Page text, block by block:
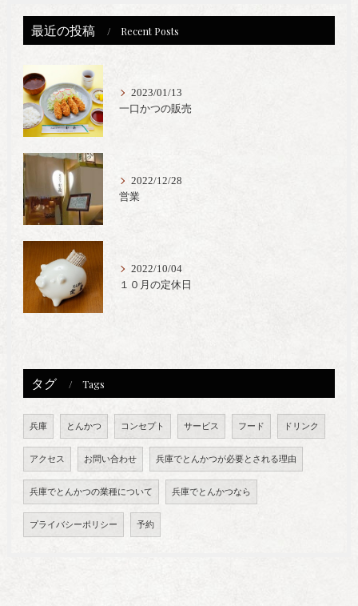
最近の投稿 Recent Posts
2023/01/13
一口かつの販売
2022/12/28
営業
2022/10/04
１０月の定休日
タグ Tags
兵庫 とんかつ コンセプト サービス フード ドリンク
アクセス お問い合わせ 兵庫でとんかつが必要とされる理由
兵庫でとんかつの業種について 兵庫でとんかつなら
プライバシーポリシー 予約